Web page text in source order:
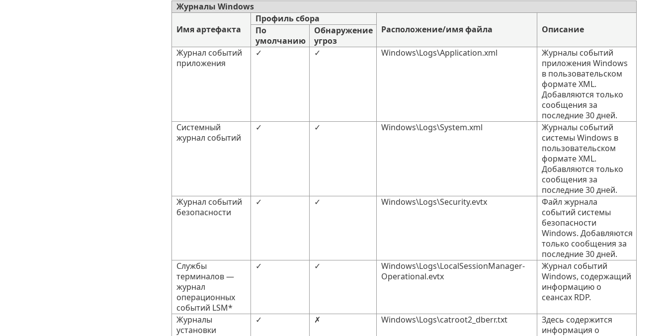
Журналы Windows
Имя артефакта
Профиль сбора
Расположение/имя файла
Описание
По
умолчанию
Обнаружение
угроз
Журнал событий
приложения
✓ ✓ Windows\Logs\Application.xml
Журналы событий
приложения Windows
в пользовательском
формате XML.
Добавляются только
сообщения за
последние 30 дней.
Системный
журнал событий
✓ ✓ Windows\Logs\System.xml
Журналы событий
системы Windows в
пользовательском
формате XML.
Добавляются только
сообщения за
последние 30 дней.
Журнал событий
безопасности
✓ ✓ Windows\Logs\Security.evtx
Файл журнала
событий системы
безопасности
Windows. Добавляются
только сообщения за
последние 30 дней.
Службы
терминалов —
журнал
операционных
событий LSM*
✓ ✓
Windows\Logs\LocalSessionManager-
Operational.evtx
Журнал событий
Windows, содержащий
информацию о
сеансах RDP.
Журналы
установки
✓ ✗ Windows\Logs\catroot2_dberr.txt
Здесь содержится
информация о